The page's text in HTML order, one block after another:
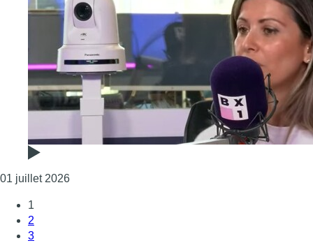
01 juillet 2026Consulter l'article "Nawal Ben Hamou revient
1
2
3